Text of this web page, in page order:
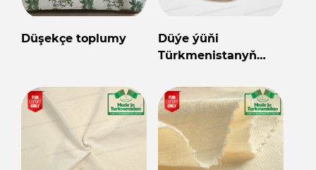
Düşekçe toplumy
Düýe ýüňi
Türkmenistanyň